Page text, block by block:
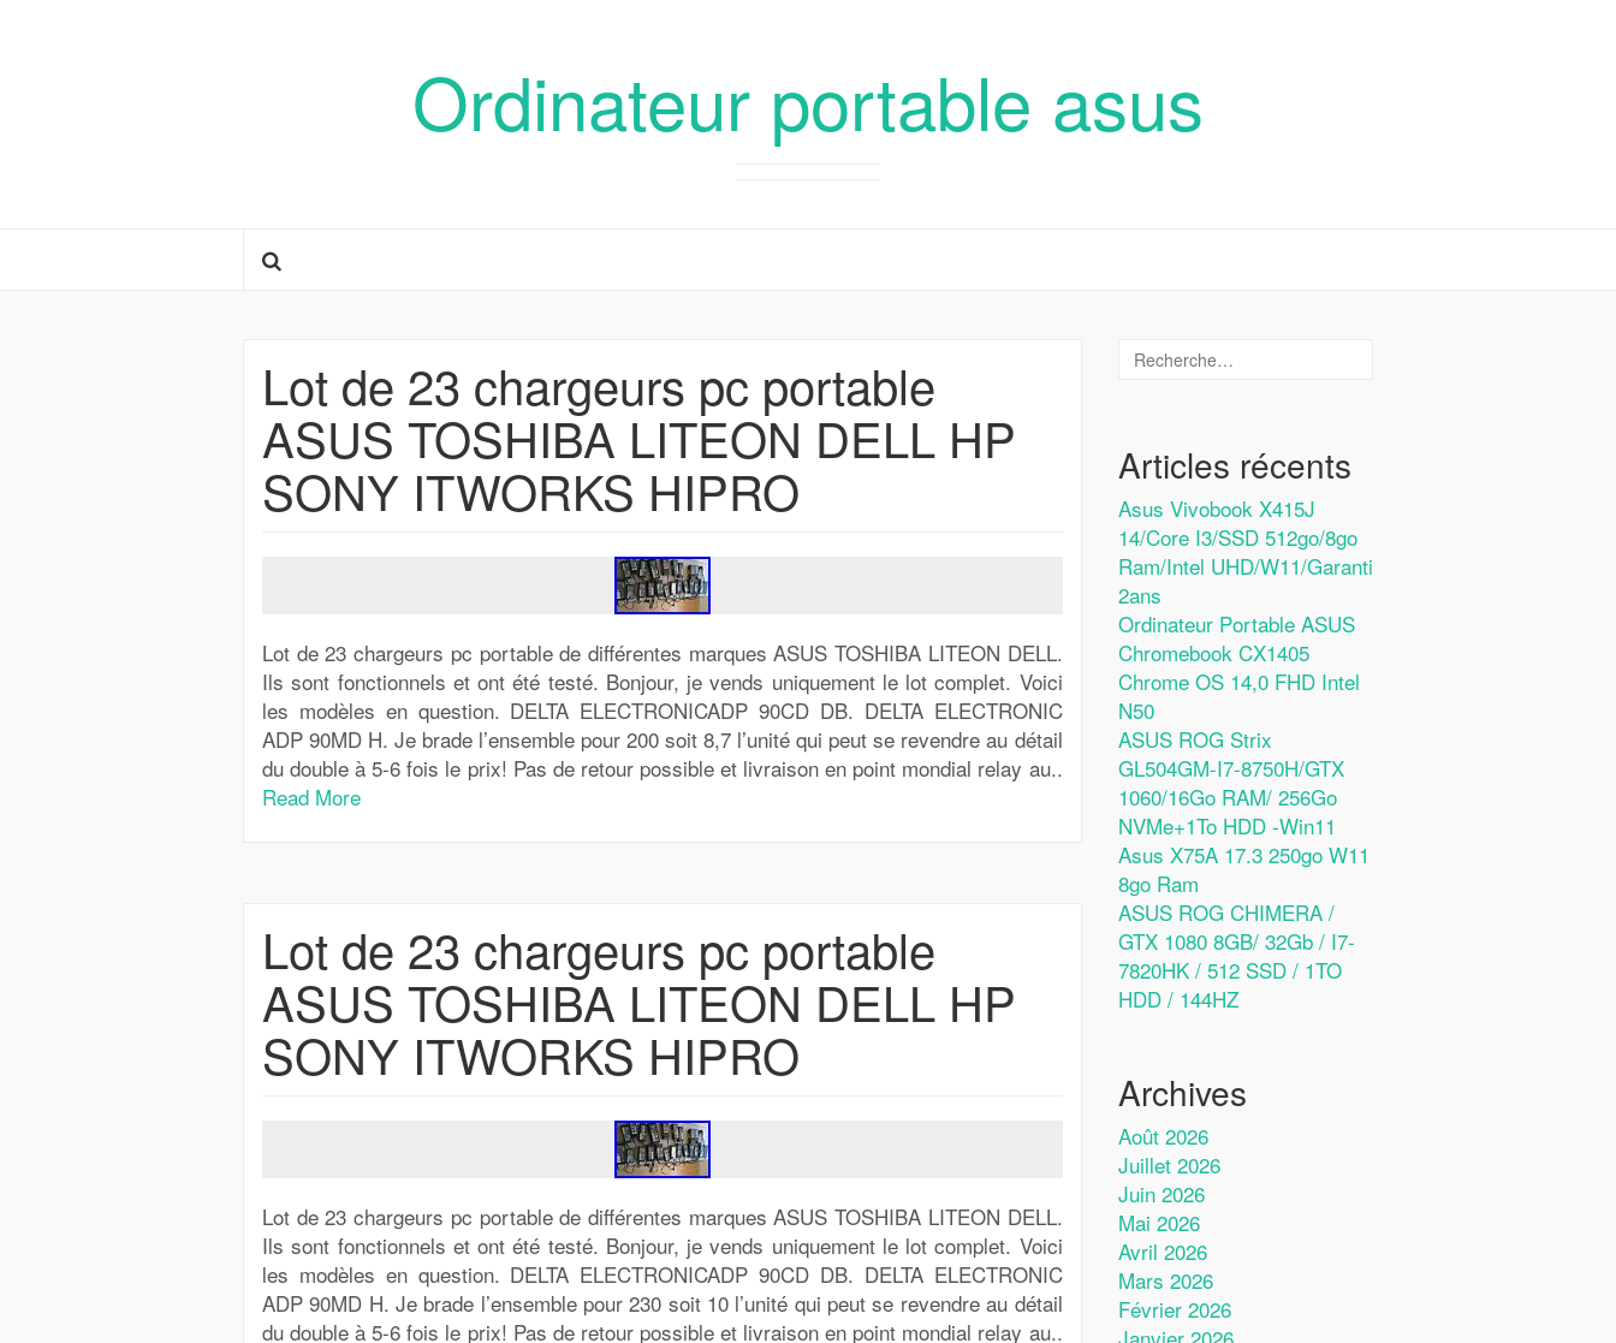
Ordinateur portable asus
Lot de 23 chargeurs pc portable
ASUS TOSHIBA LITEON DELL HP
SONY ITWORKS HIPRO
Lot de 23 chargeurs pc portable de différentes marques ASUS TOSHIBA LITEON DELL.
Ils sont fonctionnels et ont été testé. Bonjour, je vends uniquement le lot complet. Voici
les modèles en question. DELTA ELECTRONICADP 90CD DB. DELTA ELECTRONIC
ADP 90MD H. Je brade l’ensemble pour 200 soit 8,7 l’unité qui peut se revendre au détail
du double à 5-6 fois le prix! Pas de retour possible et livraison en point mondial relay au..
Read More
Lot de 23 chargeurs pc portable
ASUS TOSHIBA LITEON DELL HP
SONY ITWORKS HIPRO
Lot de 23 chargeurs pc portable de différentes marques ASUS TOSHIBA LITEON DELL.
Ils sont fonctionnels et ont été testé. Bonjour, je vends uniquement le lot complet. Voici
les modèles en question. DELTA ELECTRONICADP 90CD DB. DELTA ELECTRONIC
ADP 90MD H. Je brade l’ensemble pour 230 soit 10 l’unité qui peut se revendre au détail
du double à 5-6 fois le prix! Pas de retour possible et livraison en point mondial relay au..
Articles récents
Asus Vivobook X415J
14/Core I3/SSD 512go/8go
Ram/Intel UHD/W11/Garanti
2ans
Ordinateur Portable ASUS
Chromebook CX1405
Chrome OS 14,0 FHD Intel
N50
ASUS ROG Strix
GL504GM-I7-8750H/GTX
1060/16Go RAM/ 256Go
NVMe+1To HDD -Win11
Asus X75A 17.3 250go W11
8go Ram
ASUS ROG CHIMERA /
GTX 1080 8GB/ 32Gb / I7-
7820HK / 512 SSD / 1TO
HDD / 144HZ
Archives
Août 2026
Juillet 2026
Juin 2026
Mai 2026
Avril 2026
Mars 2026
Février 2026